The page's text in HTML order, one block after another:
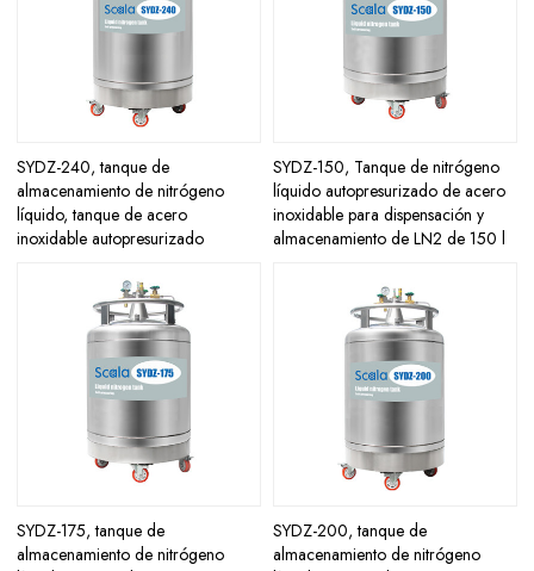
SYDZ-240, tanque de
almacenamiento de nitrógeno
líquido, tanque de acero
inoxidable autopresurizado
SYDZ-150, Tanque de nitrógeno
líquido autopresurizado de acero
inoxidable para dispensación y
almacenamiento de LN2 de 150 l
SYDZ-175, tanque de
almacenamiento de nitrógeno
SYDZ-200, tanque de
almacenamiento de nitrógeno